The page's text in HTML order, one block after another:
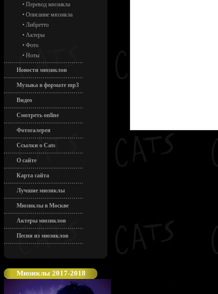
• Перевод мюзикла
• Описание мюзикла
• Либретто
• Актеры
• Фото
• Ноты
Новости мюзиклов
Музыка в формате mp3
Видео
Смотреть online
Фотогалерея
Ссылки о Cats
О сайте
Карта сайта
Лучшие мюзиклы
Мюзиклы в Москве
Актеры мюзиклов
Песни из мюзиклов
Мюзиклы 2017-2018